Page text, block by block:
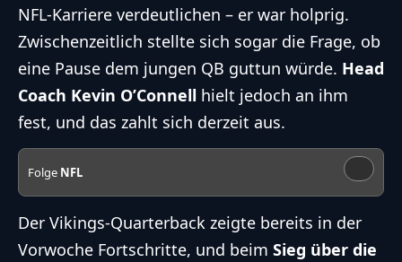
NFL-Karriere verdeutlichen – er war holprig.
Zwischenzeitlich stellte sich sogar die Frage, ob
eine Pause dem jungen QB guttun würde. Head
Coach Kevin O’Connell hielt jedoch an ihm
fest, und das zahlt sich derzeit aus.
Folge NFL
Der Vikings-Quarterback zeigte bereits in der
Vorwoche Fortschritte, und beim Sieg über die